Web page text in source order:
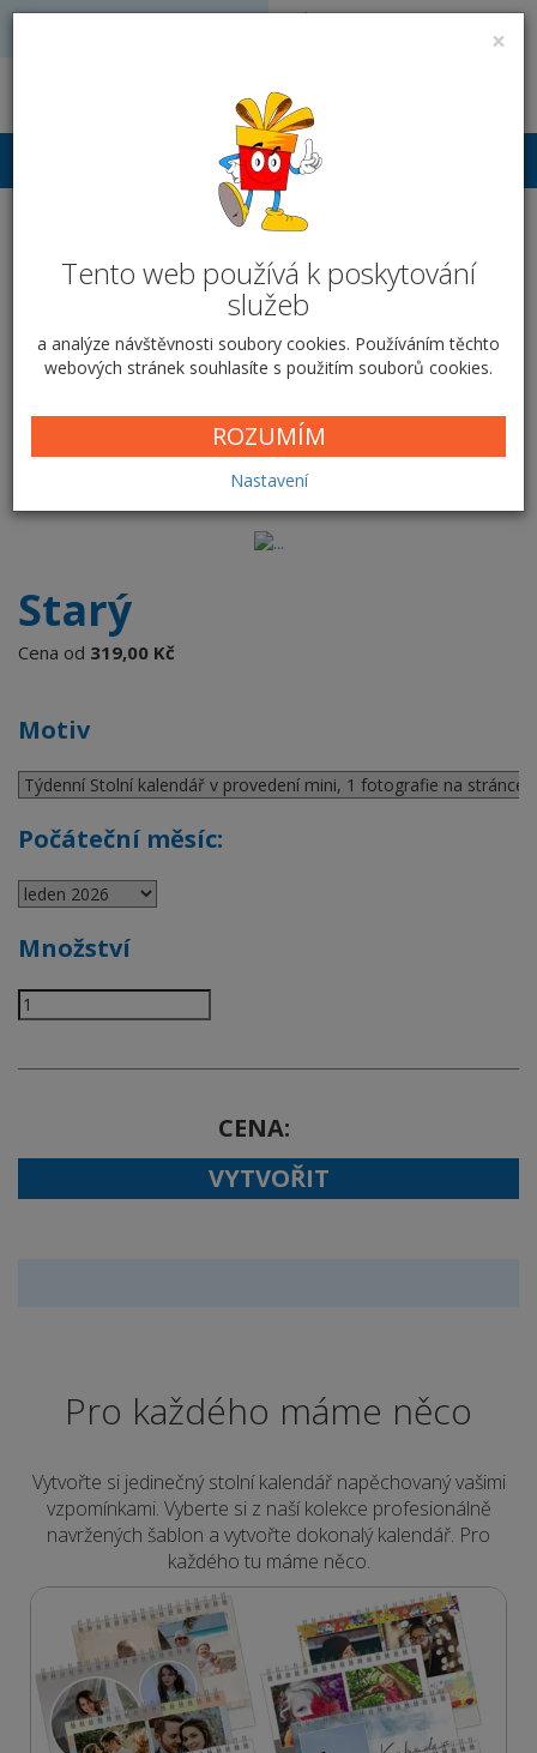
×
Tento web používá k poskytování
služeb
a analýze návštěvnosti soubory cookies. Používáním těchto
webových stránek souhlasíte s použitím souborů cookies.
ROZUMÍM
Nastavení
Volejte: 728 051 909
Přihlášení
Kalendář stolní - mini -
Starý
Prozkoumej detaily
Starý
Cena od 319,00 Kč
Motiv
Počáteční měsíc:
Množství
CENA
VYTVOŘIT
Pro každého máme něco
Vytvořte si jedinečný stolní kalendář napěchovaný vašimi
vzpomínkami. Vyberte si z naší kolekce profesionálně
navržených šablon a vytvořte dokonalý kalendář. Pro
každého tu máme něco.